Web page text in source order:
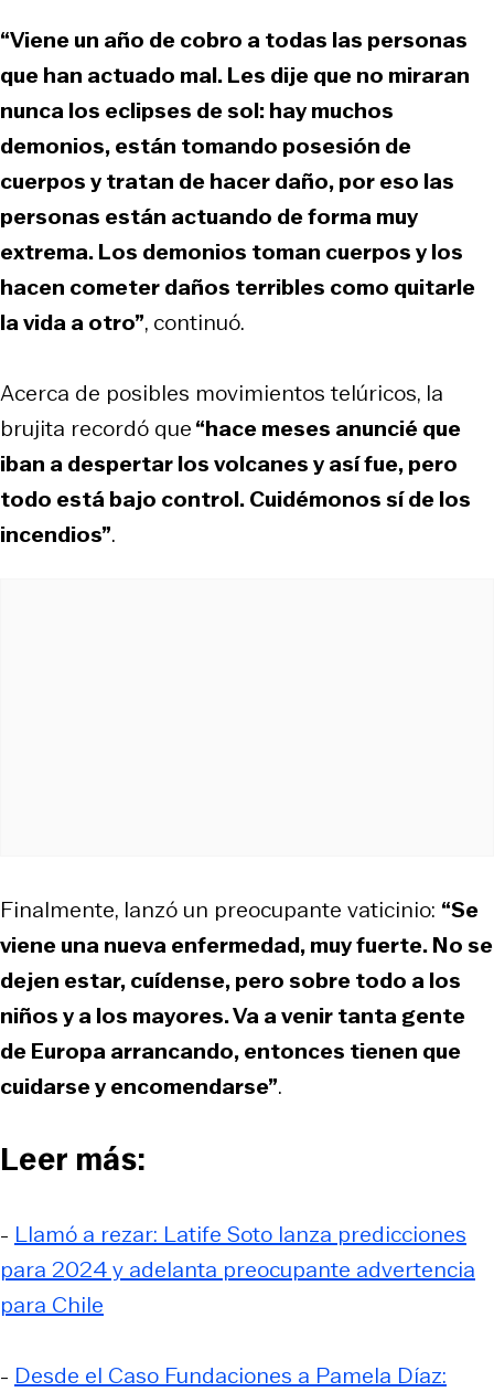
“Viene un año de cobro a todas las personas
que han actuado mal. Les dije que no miraran
nunca los eclipses de sol: hay muchos
demonios, están tomando posesión de
cuerpos y tratan de hacer daño, por eso las
personas están actuando de forma muy
extrema. Los demonios toman cuerpos y los
hacen cometer daños terribles como quitarle
la vida a otro”, continuó.
Acerca de posibles movimientos telúricos, la
brujita recordó que“hace meses anuncié que
iban a despertar los volcanes y así fue, pero
todo está bajo control. Cuidémonos sí de los
incendios”.
Finalmente, lanzó un preocupante vaticinio: “Se
viene una nueva enfermedad, muy fuerte. No se
dejen estar, cuídense, pero sobre todo a los
niños y a los mayores. Va a venir tanta gente
de Europa arrancando, entonces tienen que
cuidarse y encomendarse”.
Leer más:
- Llamó a rezar: Latife Soto lanza predicciones
para 2024 y adelanta preocupante advertencia
para Chile
- Desde el Caso Fundaciones a Pamela Díaz: